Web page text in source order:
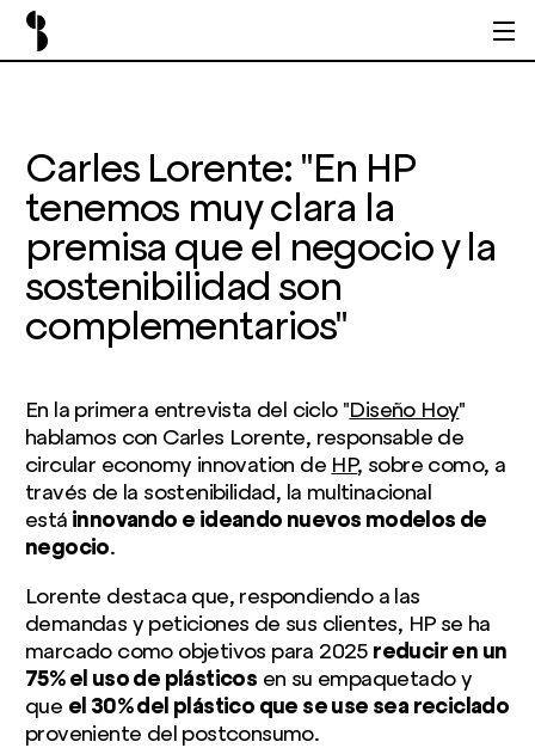
Carles Lorente: "En HP
tenemos muy clara la
premisa que el negocio y la
sostenibilidad son
complementarios"
En la primera entrevista del ciclo "Diseño Hoy"
hablamos con Carles Lorente, responsable de
circular economy innovation de HP, sobre como, a
través de la sostenibilidad, la multinacional
está innovando e ideando nuevos modelos de
negocio.
Lorente destaca que, respondiendo a las
demandas y peticiones de sus clientes, HP se ha
marcado como objetivos para 2025 reducir en un
75% el uso de plásticos en su empaquetado y
que el 30% del plástico que se use sea reciclado
proveniente del postconsumo.